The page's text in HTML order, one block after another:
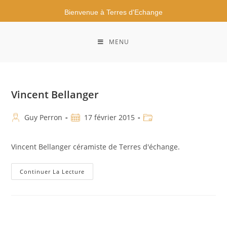
Bienvenue à Terres d'Echange
MENU
Vincent Bellanger
Guy Perron 17 février 2015
Vincent Bellanger céramiste de Terres d'échange.
Continuer La Lecture